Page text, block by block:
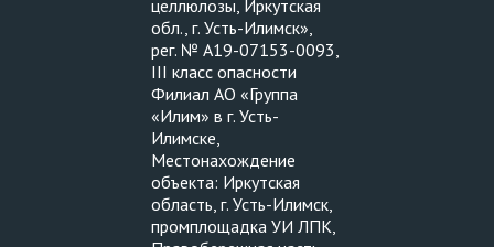
целлюлозы, Иркутская
обл., г. Усть-Илимск»,
рег. № А19-07153-0093,
III класс опасности
Филиал АО «Группа
«Илим» в г. Усть-
Илимске,
Местонахождение
объекта: Иркутская
область, г. Усть-Илимск,
промплощадка УИ ЛПК,